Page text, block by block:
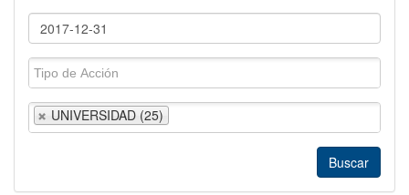
UNIVERSIDAD (25)